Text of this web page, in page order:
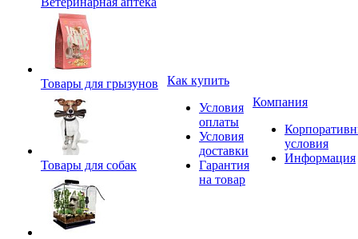
Товары для грызунов
Товары для собак
Как купить
Условия
оплаты
Условия
доставки
Гарантия
на товар
Компания
условия
Информация